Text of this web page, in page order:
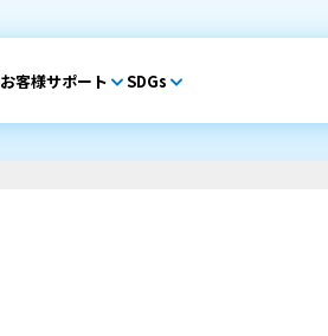
お客様サポート SDGs